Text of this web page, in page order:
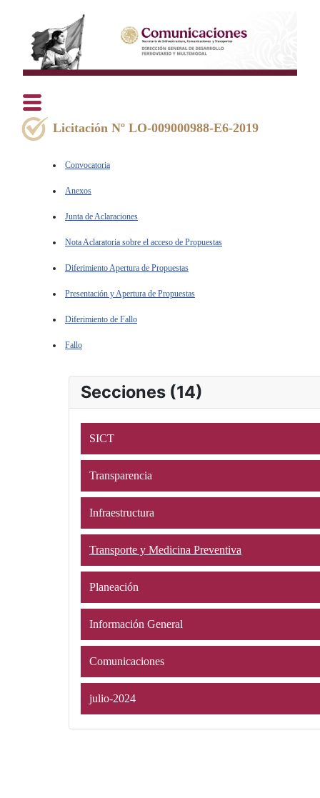
Licitación Nº LO-009000988-E6-2019
Convocatoria
Anexos
Junta de Aclaraciones
Nota Aclaratoria sobre el acceso de Propuestas
Diferimiento Apertura de Propuestas
Presentación y Apertura de Propuestas
Diferimiento de Fallo
Fallo
Secciones (14)
SICT
Transparencia
Infraestructura
Transporte y Medicina Preventiva
Planeación
Información General
Comunicaciones
julio-2024